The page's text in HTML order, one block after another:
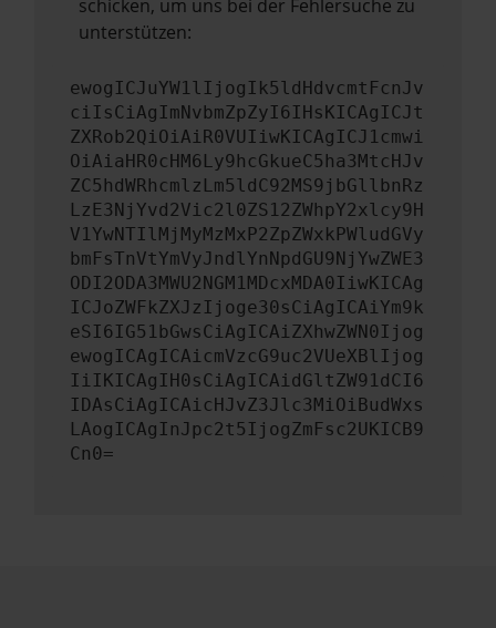
schicken, um uns bei der Fehlersuche zu
unterstützen:
ewogICJuYW1lIjogIk5ldHdvcmtFcnJv
ciIsCiAgImNvbmZpZyI6IHsKICAgICJt
ZXRob2QiOiAiR0VUIiwKICAgICJ1cmwi
OiAiaHR0cHM6Ly9hcGkueC5ha3MtcHJv
ZC5hdWRhcmlzLm5ldC92MS9jbGllbnRz
LzE3NjYvd2Vic2l0ZS12ZWhpY2xlcy9H
V1YwNTIlMjMyMzMxP2ZpZWxkPWludGVy
bmFsTnVtYmVyJndlYnNpdGU9NjYwZWE3
ODI2ODA3MWU2NGM1MDcxMDA0IiwKICAg
ICJoZWFkZXJzIjoge30sCiAgICAiYm9k
eSI6IG51bGwsCiAgICAiZXhwZWN0Ijog
ewogICAgICAicmVzcG9uc2VUeXBlIjog
IiIKICAgIH0sCiAgICAidGltZW91dCI6
IDAsCiAgICAicHJvZ3Jlc3MiOiBudWxs
LAogICAgInJpc2t5IjogZmFsc2UKICB9
Cn0=